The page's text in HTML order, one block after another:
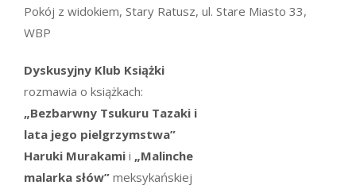
Dyskusyjny Klub Książki
rozmawia o książkach:
„Bezbarwny Tsukuru Tazaki i
lata jego pielgrzymstwa”
Haruki Murakami i „Malinche
malarka słów” meksykańskiej
Pokój z widokiem, Stary Ratusz, ul. Stare Miasto 33,
WBP